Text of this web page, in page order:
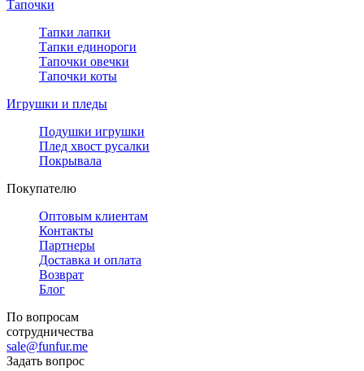
Тапочки
Тапки лапки
Тапки единороги
Тапочки овечки
Тапочки коты
Игрушки и пледы
Подушки игрушки
Плед хвост русалки
Покрывала
Покупателю
Оптовым клиентам
Контакты
Партнеры
Доставка и оплата
Возврат
Блог
По вопросам
сотрудничества
sale@funfur.me
Задать вопрос